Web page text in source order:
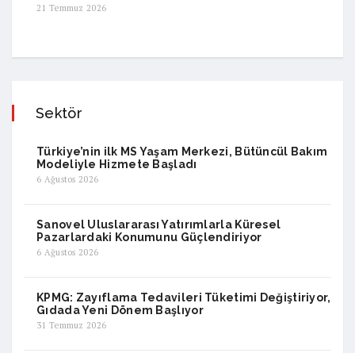
21 Temmuz 2026
Sektör
Türkiye’nin ilk MS Yaşam Merkezi, Bütüncül Bakım
Modeliyle Hizmete Başladı
6 Ağustos 2026
Sanovel Uluslararası Yatırımlarla Küresel
Pazarlardaki Konumunu Güçlendiriyor
6 Ağustos 2026
KPMG: Zayıflama Tedavileri Tüketimi Değiştiriyor,
Gıdada Yeni Dönem Başlıyor
31 Temmuz 2026